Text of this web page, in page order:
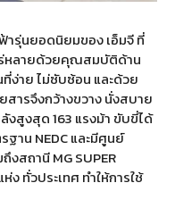
ารุ่นยอดนิยมของ เอ็มจี ที่
หลายด้วยคุณสมบัติด้าน
ง่าย ไม่ซับซ้อน และด้วย
สารจึงกว้างขวาง นั่งสบาย
งสูงสุด 163 แรงม้า ขับขี่ได้
ฐาน NEDC และมีศูนย์
งสถานี MG SUPER
ง ทั่วประเทศ ทำให้การใช้